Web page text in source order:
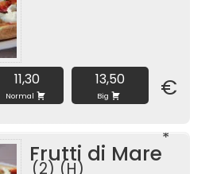
11,30
Normal
13,50
Big €
Frutti di Mare
2 H